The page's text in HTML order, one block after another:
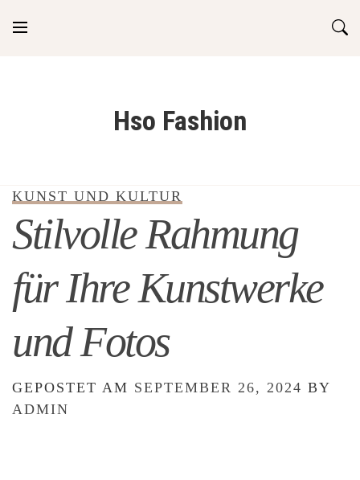
Hso Fashion
KUNST UND KULTUR
Stilvolle Rahmung
für Ihre Kunstwerke
und Fotos
GEPOSTET AM SEPTEMBER 26, 2024 BY
ADMIN